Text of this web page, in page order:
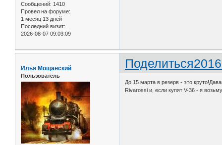
Сообщений: 1410
Провел на форуме:
1 месяц 13 дней
Последний визит:
2026-08-07 09:03:09
Поделиться
Илья Мощанский
Пользователь
До 15 марта в резерв - это
Rivarossi и, если купят V-36 - я